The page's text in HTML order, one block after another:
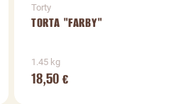
Torty
TORTA "FARBY"
1.45 kg
18,50€